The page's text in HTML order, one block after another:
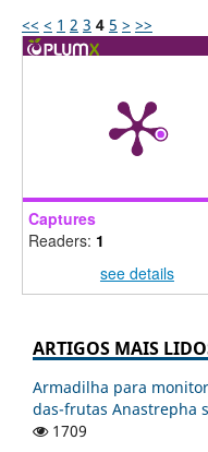
<< < 1 2 3 4 5 > >>
Captures
Readers: 1
see details
ARTIGOS MAIS
Armadilha para
das-frutas Anastrepha
1709